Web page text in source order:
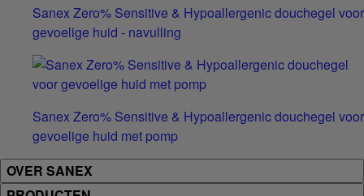
Sanex Zero% Sensitive & Hypoallergenic douchegel voor
gevoelige huid - navulling
Sanex Zero% Sensitive & Hypoallergenic douchegel voor
gevoelige huid met pomp
OVER SANEX